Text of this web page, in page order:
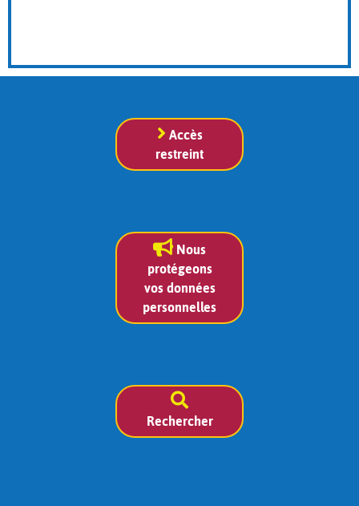
Accès
restreint
Nous
protégeons
vos données
personnelles
Rechercher